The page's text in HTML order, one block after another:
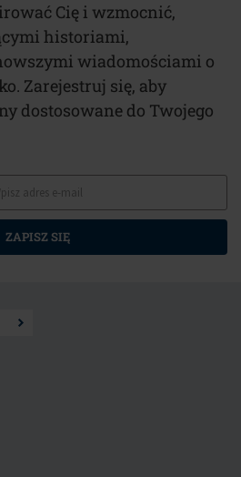
Cię i wzmocnić,
historiami,
wiadomościami o
Zarejestruj się, aby
dostosowane do Twojego
ZAPISZ SIĘ